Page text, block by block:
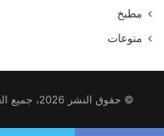
مطبخ
منوعات
© حقوق النشر 2026، جميع الحقوق محفوظة |